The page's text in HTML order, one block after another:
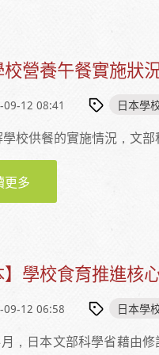
校營養午餐實施狀
09-12 08:41 日本學
校供餐的實施情況，文
更多
】學校食育推進
09-12 06:58 日本學
，日本文部科學省藉由